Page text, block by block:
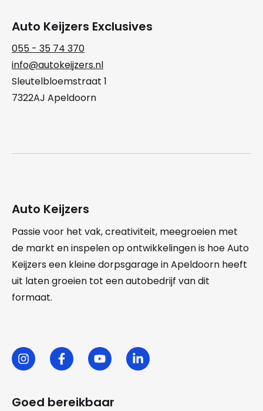
Auto Keijzers Exclusives
055 - 35 74 370
info@autokeijzers.nl
Sleutelbloemstraat 1
7322AJ Apeldoorn
Auto Keijzers
Passie voor het vak, creativiteit, meegroeien met
de markt en inspelen op ontwikkelingen is hoe Auto
Keijzers een kleine dorpsgarage in Apeldoorn heeft
uit laten groeien tot een autobedrijf van dit
formaat.
Goed bereikbaar